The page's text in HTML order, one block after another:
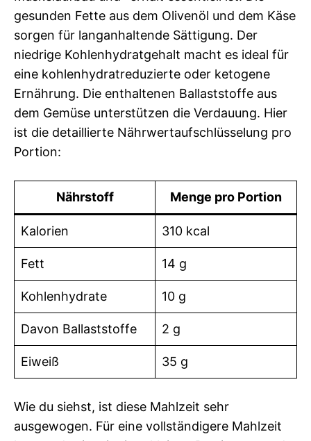
gesunden Fette aus dem Olivenöl und dem Käse
sorgen für langanhaltende Sättigung. Der
niedrige Kohlenhydratgehalt macht es ideal für
eine kohlenhydratreduzierte oder ketogene
Ernährung. Die enthaltenen Ballaststoffe aus
dem Gemüse unterstützen die Verdauung. Hier
ist die detaillierte Nährwertaufschlüsselung pro
Portion:
Nährstoff Menge pro Portion
Kalorien 310 kcal
Fett 14 g
Kohlenhydrate 10 g
Davon Ballaststoffe 2 g
Eiweiß 35 g
Wie du siehst, ist diese Mahlzeit sehr
ausgewogen. Für eine vollständigere Mahlzeit